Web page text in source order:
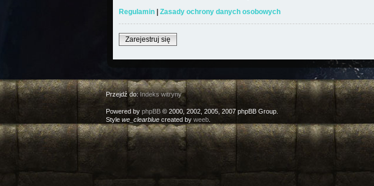
Regulamin | Zasady ochrony danych osobowych
Zarejestruj się
Przejdź do:Indeks witryny
Powered by phpBB© 2000, 2002, 2005, 2007 phpBB Group.
Style we_clearbluecreated by weeb.